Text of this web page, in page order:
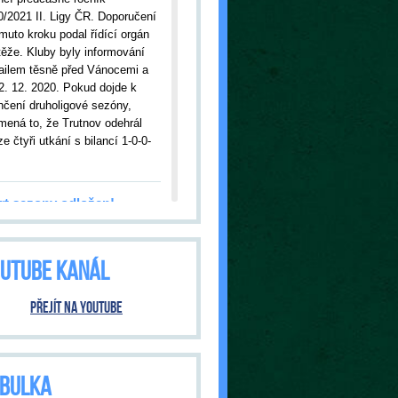
2021 II. Ligy ČR. Doporučení
kroku podal řídící orgán
Kluby byly informování
těsně před Vánocemi a
12. 2020. Pokud dojde k
druholigové sezóny,
to, že Trutnov odehrál
čtyři utkání s bilancí 1-0-0-
sezony odložen!
s Jabloncem nad Nisou.
sezóně až ve středu, 23.
hosty ze Dvora Králové.
bude pod přísnými
vlády ČR. O tom, jak
budeme informovat
KANÁL
Přejít na YouTube